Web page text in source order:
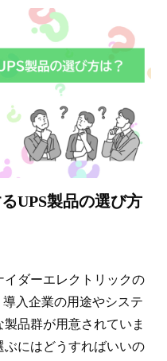
UPS製品の選び方
ダーエレクトリックの
入企業の用途やシステ
品群が用意されていま
にはどうすればいいの